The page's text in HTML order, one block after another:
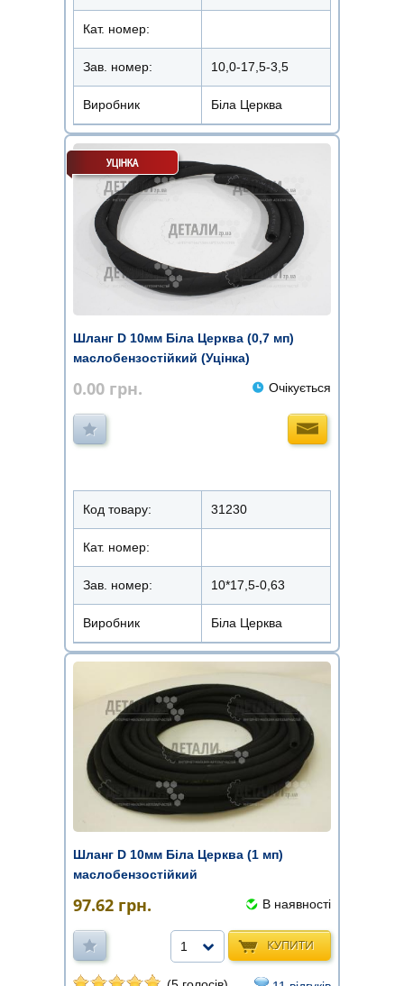
Кат. номер:
Зав. номер: 10,0-17,5-3,5
Виробник Біла Церква
Шланг D 10мм Біла Церква (0,7 мп)
маслобензостійкий (Уцінка)
0.00 грн. Очікується
Код товару: 31230
Кат. номер:
Зав. номер: 10*17,5-0,63
Виробник Біла Церква
Шланг D 10мм Біла Церква (1 мп)
маслобензостійкий
97.62 грн. В наявності
КУПИТИ
1